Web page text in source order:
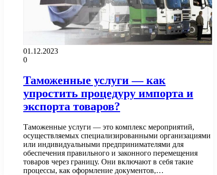
01.12.2023
0
Таможенные услуги — как
упростить процедуру импорта и
экспорта товаров?
Таможенные услуги — это комплекс мероприятий,
осуществляемых специализированными организациями
или индивидуальными предпринимателями для
обеспечения правильного и законного перемещения
товаров через границу. Они включают в себя такие
процессы, как оформление документов,…